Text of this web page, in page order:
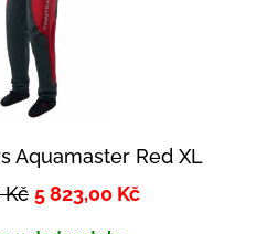
Aquamaster Red XL
Kč 5 823,00 Kč